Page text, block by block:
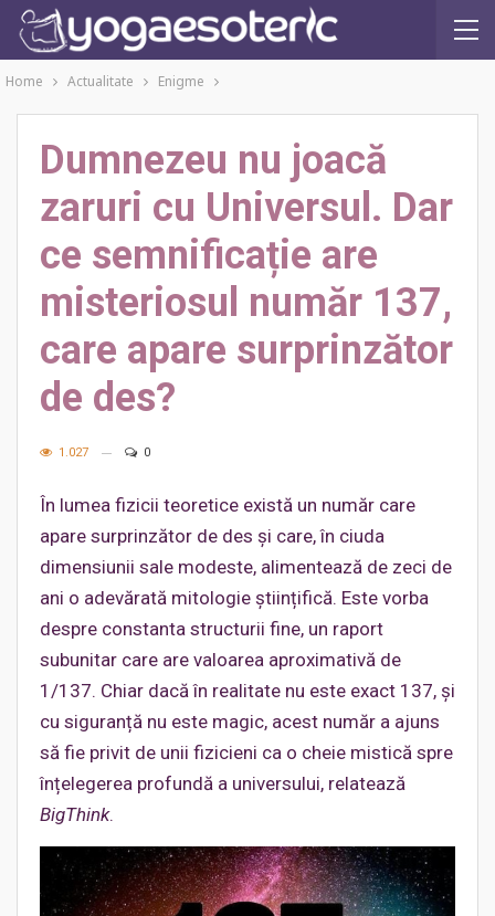
Home Actualitate Enigme
Dumnezeu nu joacă
zaruri cu Universul. Dar
ce semnificație are
misteriosul număr 137,
care apare surprinzător
de des?
1.027 0
În lumea fizicii teoretice există un număr care
apare surprinzător de des și care, în ciuda
dimensiunii sale modeste, alimentează de zeci de
ani o adevărată mitologie științifică. Este vorba
despre constanta structurii fine, un raport
subunitar care are valoarea aproximativă de
1/137. Chiar dacă în realitate nu este exact 137, și
cu siguranță nu este magic, acest număr a ajuns
să fie privit de unii fizicieni ca o cheie mistică spre
înțelegerea profundă a universului, relatează
BigThink.